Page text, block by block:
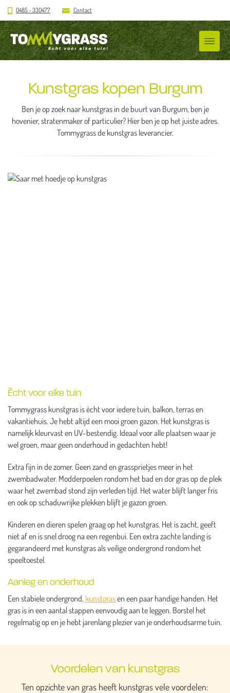
0485 - 330477 Contact
Kunstgras kopen Burgum
Ben je op zoek naar kunstgras in de buurt van Burgum, ben je
hovenier, stratenmaker of particulier? Hier ben je op het juiste adres.
Tommygrass de kunstgras leverancier.
Ècht voor elke tuin
Tommygrass kunstgras is ècht voor iedere tuin, balkon, terras en
vakantiehuis. Je hebt altijd een mooi groen gazon. Het kunstgras is
namelijk kleurvast en UV-bestendig. Ideaal voor alle plaatsen waar je
wel groen, maar geen onderhoud in gedachten hebt!
Extra fijn in de zomer. Geen zand en grassprietjes meer in het
zwembadwater. Modderpoelen rondom het bad en dor gras op de plek
waar het zwembad stond zijn verleden tijd. Het water blijft langer fris
en ook op schaduwrijke plekken blijft je gazon groen.
Kinderen en dieren spelen graag op het kunstgras. Het is zacht, geeft
niet af en is snel droog na een regenbui. Een extra zachte landing is
gegarandeerd met kunstgras als veilige ondergrond rondom het
speeltoestel.
Aanleg en onderhoud
Een stabiele ondergrond, kunstgrasen een paar handige handen. Het
gras is in een aantal stappen eenvoudig aan te leggen. Borstel het
regelmatig op en je hebt jarenlang plezier van je onderhoudsarme tuin.
Voordelen van kunstgras
Ten opzichte van gras heeft kunstgras vele voordelen: